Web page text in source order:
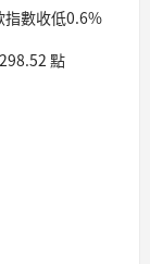
指數收低0.6%
點